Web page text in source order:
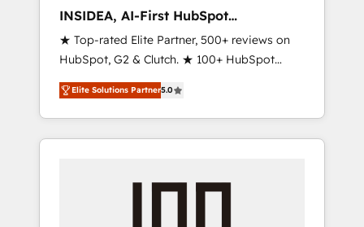
INSIDEA, AI-First HubSpot
Onboarding & RevOps
★ Top-rated Elite Partner, 500+ reviews on
HubSpot, G2 & Clutch. ★ 100+ HubSpot
Certified Experts & Trainers across the team
★ 1,500+ implementations across five
continents ★ AI-First, RevOps-led,
Onboarding obsessed ★ Company of the
engine. We onboard your team, migrate your
Elite Solutions Partner5.0